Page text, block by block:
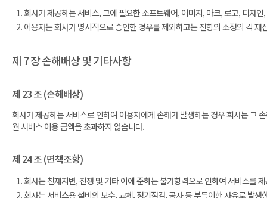
회사가 제공하는 서비스, 그에 필요한 소프트웨어, 이미지, 마크, 로고, 디자
이용자는 회사가 명시적으로 승인한 경우를 제외하고는 전항의 소정의 각
제 7 장 손해배상 및 기타사항
제 23 조 (손해배상)
회사가 제공하는 서비스로 인하여 이용자에게 손해가 발생하는 경우 회사는 그
월 서비스 이용 금액을 초과하지 않습니다.
제 24 조 (면책조항)
회사는 천재지변, 전쟁 및 기타 이에 준하는 불가항력으로 인하여 서비스를
회사는 서비스용 설비의 보수, 교체, 정기점검, 공사 등 부득이한 사유로 발생